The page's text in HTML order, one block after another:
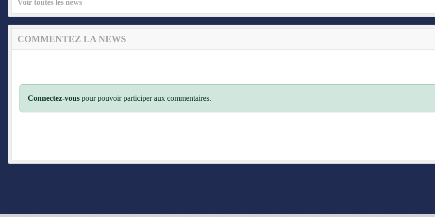
Voir toutes les news
COMMENTEZ LA NEWS
Connectez-vous pour pouvoir participer aux commentaires.